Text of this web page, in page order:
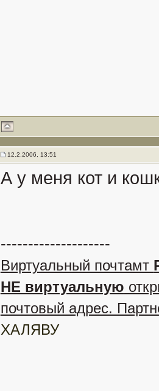
12.2.2006, 13:51
А у меня кот и
--------------------
Виртуальный почтамт
НЕ виртуальную
почтовый адрес.
ХАЛЯВУ